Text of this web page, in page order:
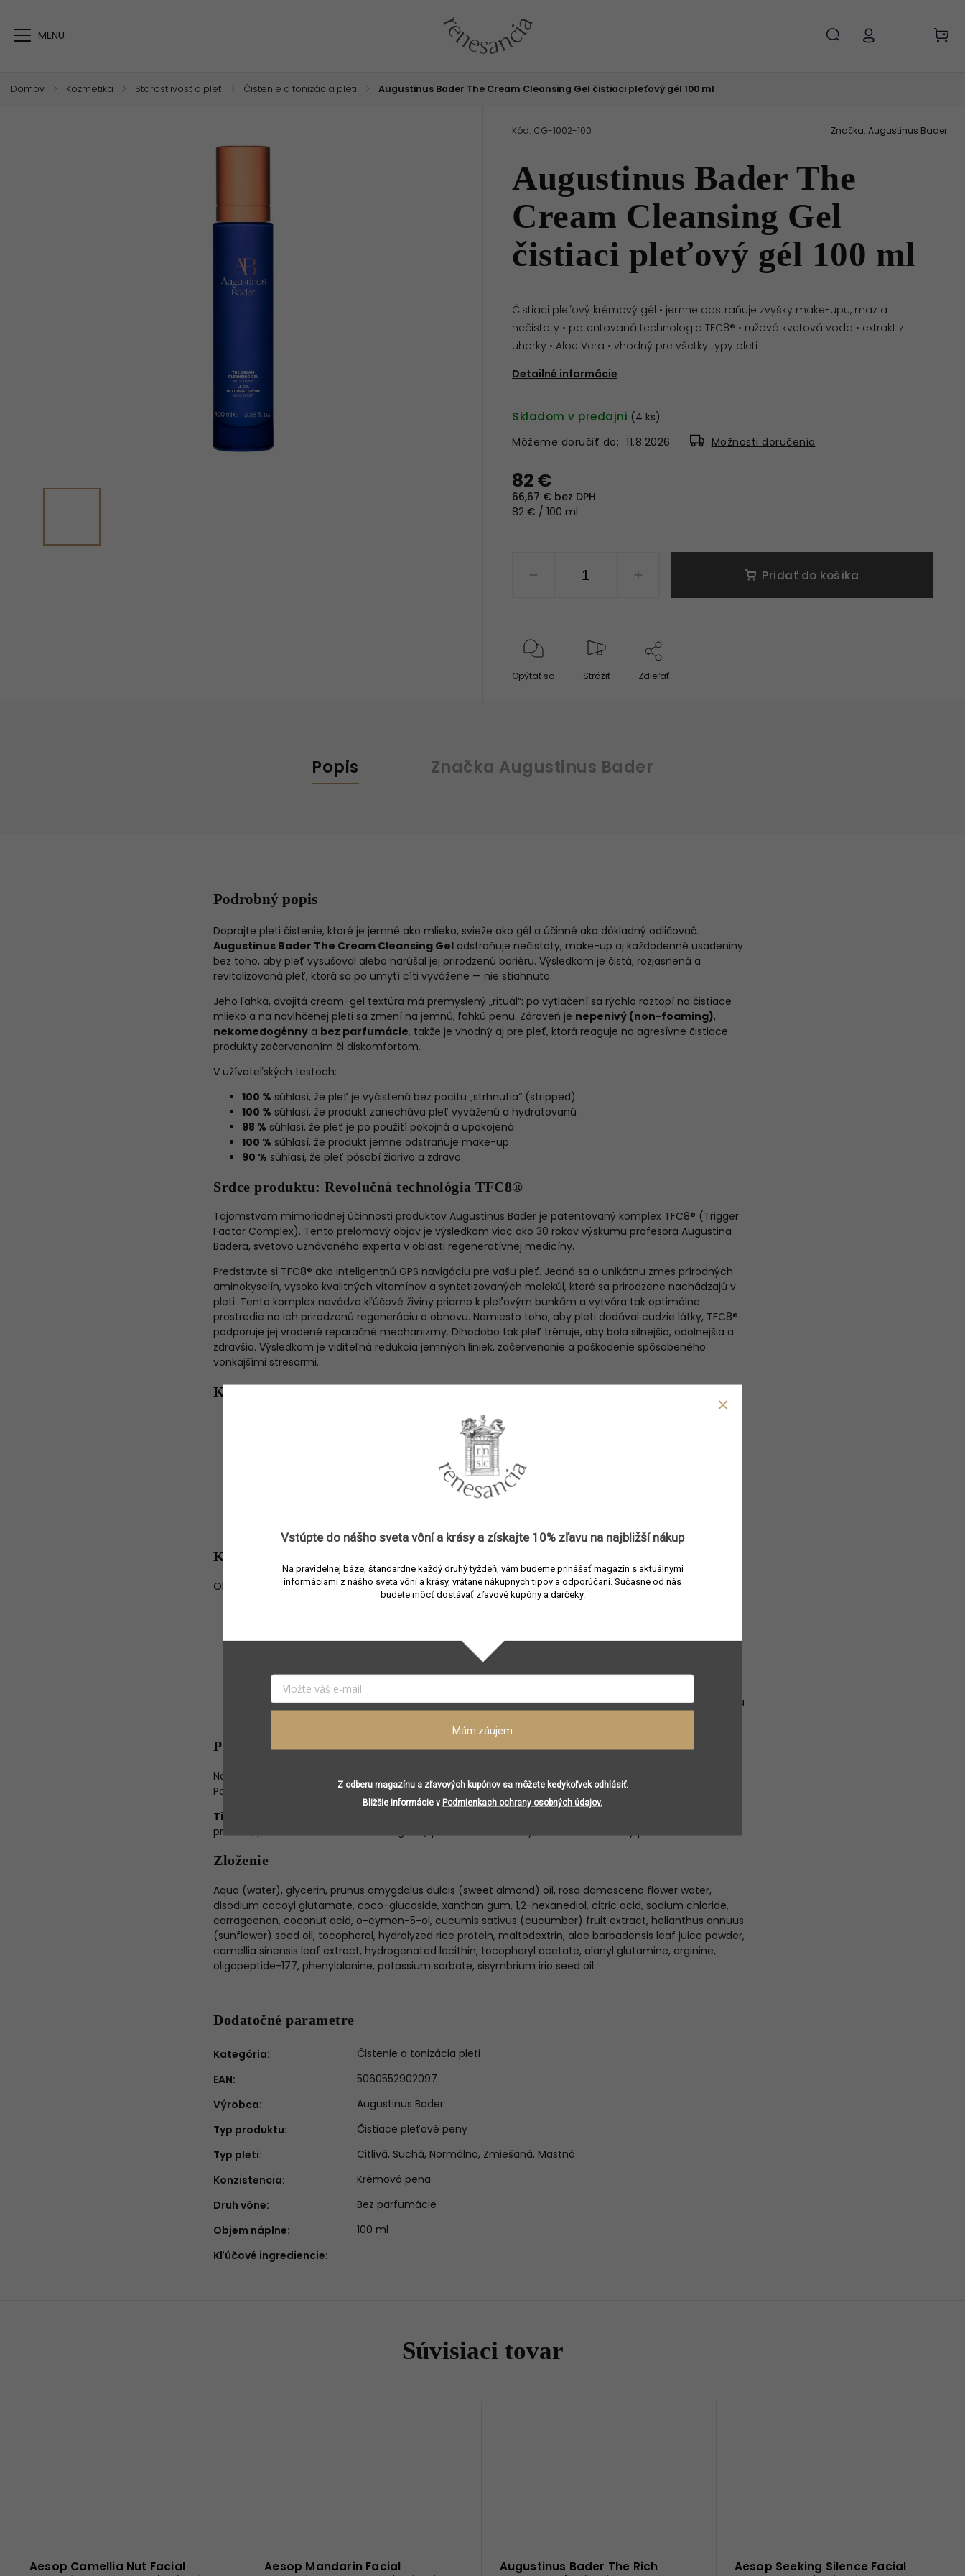
Domov / Kozmetika / Starostlivosť o pleť / Čistenie a tonizácia pleti / Augustinus Bader The Cream Cleansing Gel čistiaci pleťový gél 100 ml
Augustinus Bader The
Cream Cleansing Gel
čistiaci pleťový gél 100 ml
Kód: CG-1002-100
Čistiaci pleťový krémový gél • jemne odstraňuje zvyšky make-upu, maz a
nečistoty • patentovaná technologia TFC8® • ružová kvetová voda • extrakt z
uhorky • Aloe Vera • vhodný pre všetky typy pleti
Detailné informácie
Značka: Augustinus Bader
82 €
66,67 € bez DPH
82 € / 100 ml
Skladom v predajni (4 ks)
Môžeme doručiť do: 11.8.2026 Možnosti doručenia
Pridať do košíka
Opýtať sa Strážiť Zdieľať
Popis Značka Augustinus Bader
Podrobný popis
Doprajte pleti čistenie, ktoré je jemné ako mlieko, svieže ako gél a účinné ako dôkladný odličovač.
Augustinus Bader The Cream Cleansing Gel odstraňuje nečistoty, make-up aj každodenné usadeniny
bez toho, aby pleť vysušoval alebo narúšal jej prirodzenú bariéru. Výsledkom je čistá, rozjasnená a
revitalizovaná pleť, ktorá sa po umytí cíti vyvážene — nie stiahnuto.
Jeho ľahká, dvojitá cream-gel textúra má premyslený „rituál“: po vytlačení sa rýchlo roztopí na čistiace
mlieko a na navlhčenej pleti sa zmení na jemnú, ľahkú penu. Zároveň je nepenivý (non-foaming),
nekomedogénny a bez parfumácie, takže je vhodný aj pre pleť, ktorá reaguje na agresívne čistiace
produkty začervenaním či diskomfortom.
V užívateľských testoch:
100 % súhlasí, že pleť je vyčistená bez pocitu „strhnutia“ (stripped)
100 % súhlasí, že produkt zanecháva pleť vyváženú a hydratovanú
98 % súhlasí, že pleť je po použití pokojná a upokojená
100 % súhlasí, že produkt jemne odstraňuje make-up
90 % súhlasí, že pleť pôsobí žiarivo a zdravo
Srdce produktu: Revolučná technológia TFC8®
Tajomstvom mimoriadnej účinnosti produktov Augustinus Bader je patentovaný komplex TFC8® (Trigger
Factor Complex). Tento prelomový objav je výsledkom viac ako 30 rokov výskumu profesora Augustina
Badera, svetovo uznávaného experta v oblasti regeneratívnej medicíny.
Predstavte si TFC8® ako inteligentnú GPS navigáciu pre vašu pleť. Jedná sa o unikátnu zmes prírodných
aminokyselín, vysoko kvalitných vitamínov a syntetizovaných molekúl, ktoré sa prirodzene nachádzajú v
pleti. Tento komplex navádza kľúčové živiny priamo k pleťovým bunkám a vytvára tak optimálne
prostredie na ich prirodzenú regeneráciu a obnovu. Namiesto toho, aby pleti dodával cudzie látky, TFC8®
podporuje jej vrodené reparačné mechanizmy. Dlhodobo tak pleť trénuje, aby bola silnejšia, odolnejšia a
zdravšia. Výsledkom je viditeľná redukcia jemných liniek, začervenanie a poškodenie spôsobeného
vonkajšími stresormi.
Kľúčové vlastnosti
Odstraňuje nečistoty, make-up a usadeniny bez vysušovania
Hydratuje, osviežuje a vyživuje; pomáha uzamykať vlhkosť a chrániť kožnú bariéru
Viditeľne zlepšuje tón a textúru pleti; vyhladzuje nedokonalosti, sťahuje póry a pomáha udržiavať
Ľahká dual cream-gel textúra, na mokrej pleti vytvára jemnú ľahkú penu
Kľúčové ingrediencie
Okrem revolučnej technológieTFC8®je balzam nabitý tými najkvalitnejšími zložkami:
radikálmi.
vysoko hydratačná, zjemňujúca „superpotravina“ pre pleť;
bohatý na proteíny, lipidy, vitamín C a esenciálne minerály, ktoré pomáhajú upokojiť a vyživiť
stresovanú pleť.
Šťava z listov aloe vera (Aloe Vera Leaf Juice):upokojujúca emolientná zložka, ktorá hydratuje a
Použitie
Naneste na navlhčenú pleť. Jemne masírujte krúživými pohybmi. Dôkladne opláchnite teplou vodou.
Pokračujte aplikáciou svojich produktov Augustinus Bader.
Tip:
produkt, potom The Cream Cleansing Gel) pre maximálne čistý, no stále komfortný pocit.
Zloženie
Aqua (water), glycerin, prunus amygdalus dulcis (sweet almond) oil, rosa damascena flower water,
disodium cocoyl glutamate, coco-glucoside, xanthan gum, 1,2-hexanediol, citric acid, sodium chloride,
carrageenan, coconut acid, o-cymen-5-ol, cucumis sativus (cucumber) fruit extract, helianthus annuus
(sunflower) seed oil, tocopherol, hydrolyzed rice protein, maltodextrin, aloe barbadensis leaf juice powder,
camellia sinensis leaf extract, hydrogenated lecithin, tocopheryl acetate, alanyl glutamine, arginine,
oligopeptide-177, phenylalanine, potassium sorbate, sisymbrium irio seed oil.
Dodatočné parametre
Kategória:
Čistenie a tonizácia pleti
EAN:
5060552902097
Výrobca:
Augustinus Bader
Typ produktu:
Čistiace pleťové peny
Typ pleti: Citlivá, Suchá, Normálna, Zmiešaná, Mastná
Konzistencia:
Krémová pena
Druh vône:
Bez parfumácie
Objem náplne:
100 ml
Kľúčové ingrediencie: .
Súvisiaci tovar
Aesop Camellia Nut Facial
Aesop Mandarin Facial
Augustinus Bader The Rich
Aesop Seeking Silence Facial
Vstúpte do nášho sveta vôní a krásy a získajte 10% zľavu na najbližší nákup
Na pravidelnej báze, štandardne každý druhý týždeň, vám budeme prinášať magazín s aktuálnymi
informáciami z nášho sveta vôní a krásy, vrátane nákupných tipov a odporúčaní. Súčasne od nás
budete môcť dostávať zľavové kupóny a darčeky.
Mám záujem
Z odberu magazínu a zľavových kupónov sa môžete kedykoľvek odhlásiť.
Bližšie informácie v Podmienkach ochrany osobných údajov.